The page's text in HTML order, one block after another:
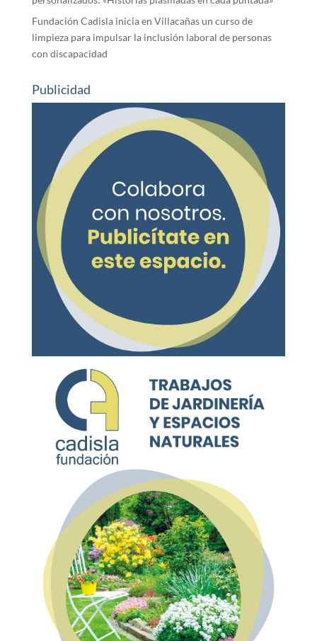
Fundación Cadisla inicia en Villacañas un curso de
limpieza para impulsar la inclusión laboral de personas
con discapacidad
Publicidad